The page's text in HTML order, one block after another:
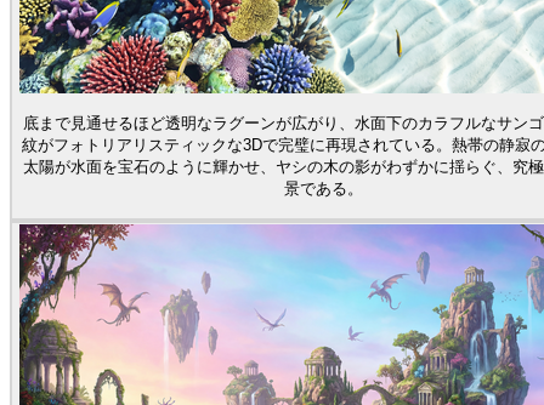
底まで見通せるほど透明なラグーンが広がり、水面下のカラフルなサン
紋がフォトリアリスティックな3Dで完璧に再現されている。熱帯の静寂
太陽が水面を宝石のように輝かせ、ヤシの木の影がわずかに揺らぐ、究
景である。